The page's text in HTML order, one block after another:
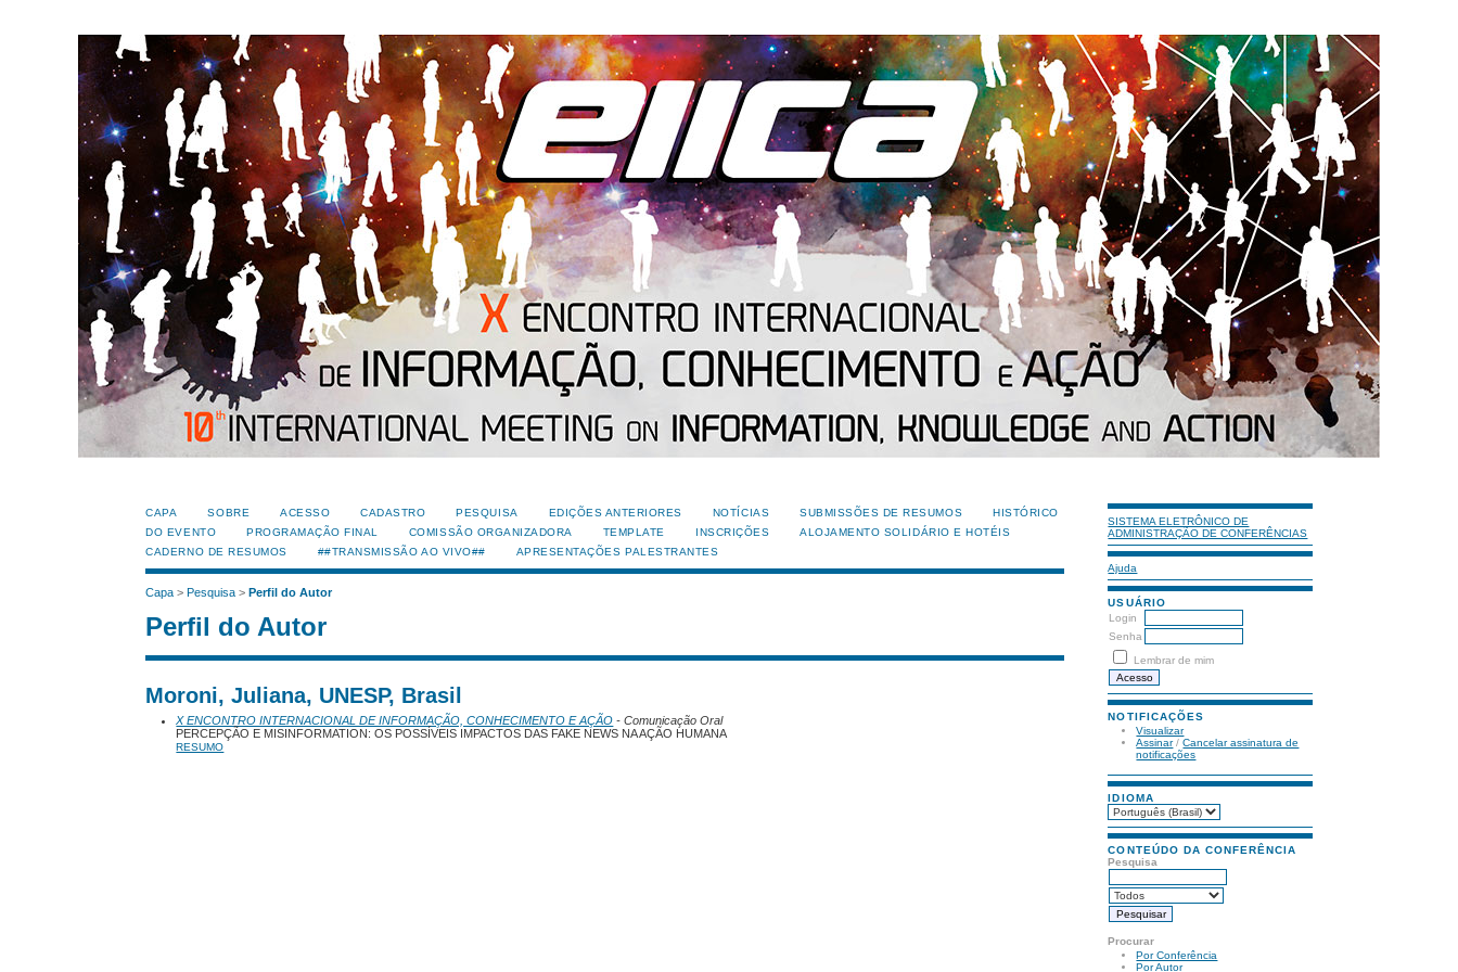
SISTEMA ELETRÔNICO DE
ADMINISTRAÇÃO DE CONFERÊNCIAS
Ajuda
USUÁRIO
Login
Senha
Lembrar de mim
NOTIFICAÇÕES
Visualizar
Assinar/Cancelar assinatura de
notificações
IDIOMA
CONTEÚDO DA CONFERÊNCIA
Pesquisa
Procurar
Por Conferência
Por Autor
CAPA SOBRE ACESSO CADASTRO PESQUISA EDIÇÕES ANTERIORES NOTÍCIAS SUBMISSÕES DE RESUMOS
HISTÓRICO
DO EVENTO
PROGRAMAÇÃO FINAL COMISSÃO ORGANIZADORA TEMPLATE INSCRIÇÕES
ALOJAMENTO SOLIDÁRIO E HOTÉIS
CADERNO DE RESUMOS
##TRANSMISSÃO AO VIVO## APRESENTAÇÕES PALESTRANTES
Capa >Pesquisa >Perfil do Autor
Perfil do Autor
Moroni, Juliana, UNESP, Brasil
X ENCONTRO INTERNACIONAL DE INFORMAÇÃO, CONHECIMENTO E AÇÃO - Comunicação Oral
PERCEPÇÃO E MISINFORMATION: OS POSSÍVEIS IMPACTOS DAS FAKE NEWS NA AÇÃO HUMANA
RESUMO